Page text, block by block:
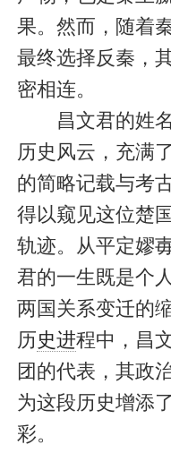
果。然而，随着
最终选择反秦，
密相连。
昌文君的姓名
历史风云，充满
的简略记载与考
得以窥见这位楚
轨迹。从平定嫪
君的一生既是个
两国关系变迁的
历史进程中，昌
团的代表，其政
为这段历史增添
彩。